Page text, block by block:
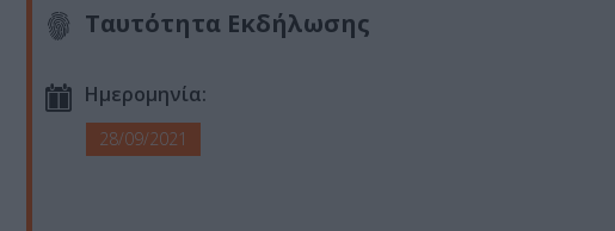
Ταυτότητα Εκδήλωσης
Ημερομηνία:
28/09/2021